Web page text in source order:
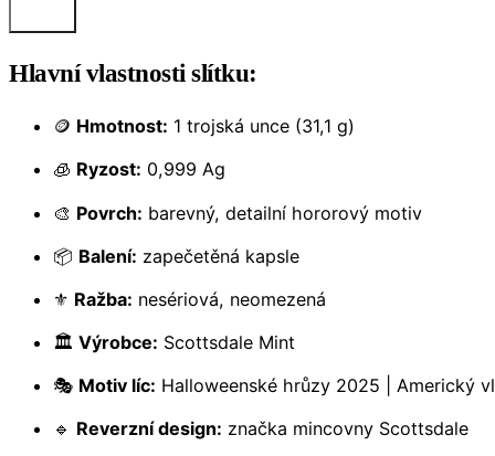
Hlavní vlastnosti slítku:
🪙 Hmotnost: 1 trojská unce (31,1 g)
🧊 Ryzost: 0,999 Ag
🎨 Povrch: barevný, detailní hororový motiv
📦 Balení: zapečetěná kapsle
⚜️ Ražba: nesériová, neomezená
🏛️ Výrobce: Scottsdale Mint
🎭 Motiv líc: Halloweenské hrůzy 2025 | Americký
🔹 Reverzní design: značka mincovny Scottsdale